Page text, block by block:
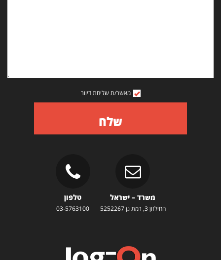
מאשר/ת שליחת דיוור
שלח
משרד – ישראל
החילזון 3, רמת גן 5252267
טלפון
03-5763100